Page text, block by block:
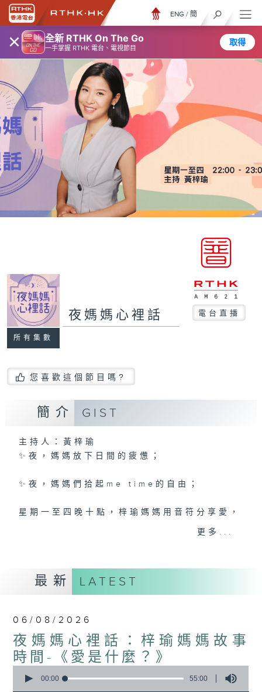
× 全新 RTHK On The Go
一手掌握 RTHK 電台、電視節目
取得
ENG / 簡
所有集數
夜媽媽心裡話 電台直播
您喜歡這個節目嗎?
簡介 GIST
主持人：黃梓瑜
✨夜，媽媽放下日間的疲憊；
✨夜，媽媽們拾起me time的自由；
星期一至四晚十點，梓瑜媽媽用音符分享愛，
更多...
最新 LATEST
06/08/2026
夜媽媽心裡話：梓瑜媽媽故事
時間-《愛是什麼？》
seconds
00:00 55:00